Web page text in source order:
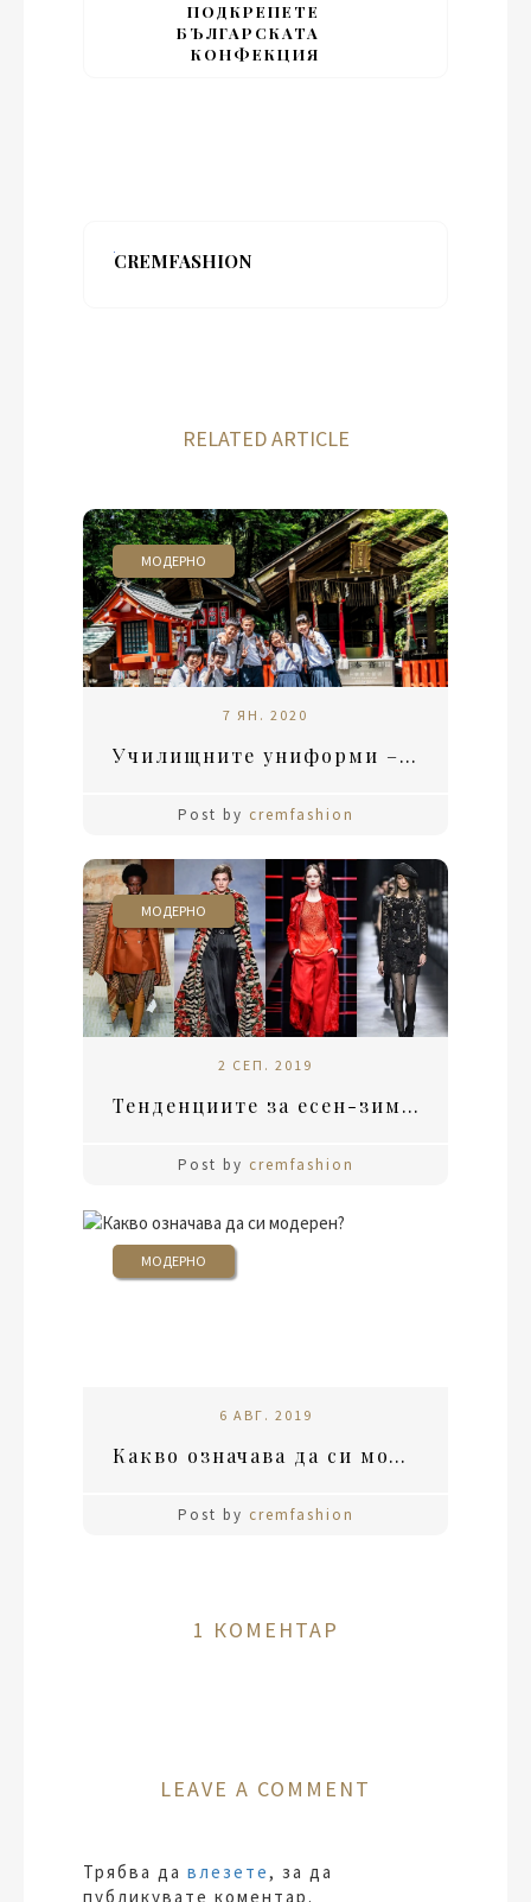
ПОДКРЕПЕТЕ
БЪЛГАРСКАТА
КОНФЕКЦИЯ
CREMFASHION
RELATED ARTICLE
МОДЕРНО
7 ЯН. 2020
Училищните униформи – полезни или старомодни?
Post by cremfashion
МОДЕРНО
2 СЕП. 2019
Тенденциите за есен-зима 2019
Post by cremfashion
МОДЕРНО
6 АВГ. 2019
Какво означава да си модерен?
Post by cremfashion
1 КОМЕНТАР
LEAVE A COMMENT
Трябва да влезете , за да
публикувате коментар.